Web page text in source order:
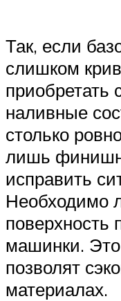
Так, если
слишком
приобретать
наливные
столько
лишь
исправить
Необходимо
машинки. Это
позволят
материалах.